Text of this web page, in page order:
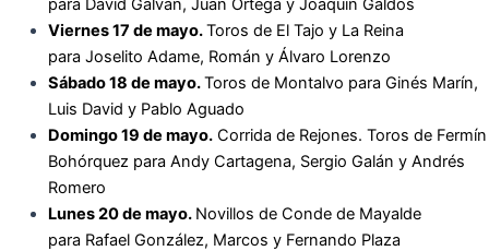
para David Galván, Juan Ortega y Joaquín Galdós
Viernes 17 de mayo.Toros de El Tajo y La Reina
para Joselito Adame, Román y Álvaro Lorenzo
Sábado 18 de mayo.Toros de Montalvo para Ginés Marín,
Luis David y Pablo Aguado
Domingo 19 de mayo.Corrida de Rejones. Toros de Fermín
Bohórquez para Andy Cartagena, Sergio Galán y Andrés
Romero
Lunes 20 de mayo. Novillos de Conde de Mayalde
para Rafael González, Marcos y Fernando Plaza